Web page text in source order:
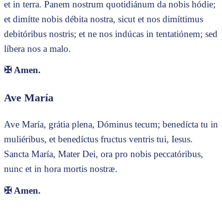
et in terra. Panem nostrum quotidiánum da nobis hódie;
et dimítte nobis débita nostra, sicut et nos dimíttimus
debitóribus nostris; et ne nos indúcas in tentatiónem; sed
líbera nos a malo.
✠Amen.
Ave María
Ave María, grátia plena, Dóminus tecum; benedícta tu in
muliéribus, et benedíctus fructus ventris tui, Iesus.
Sancta María, Mater Dei, ora pro nobis peccatóribus,
nunc et in hora mortis nostræ.
✠ Amen.